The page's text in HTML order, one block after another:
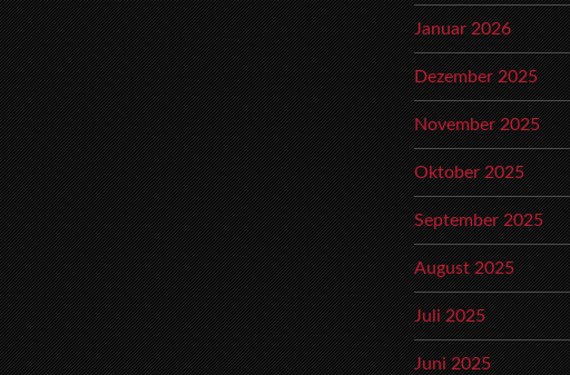
Januar 2026
Dezember 2025
November 2025
Oktober 2025
September 2025
August 2025
Juli 2025
Juni 2025